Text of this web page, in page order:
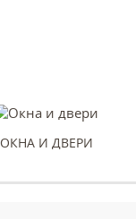
ОКНА И ДВЕРИ